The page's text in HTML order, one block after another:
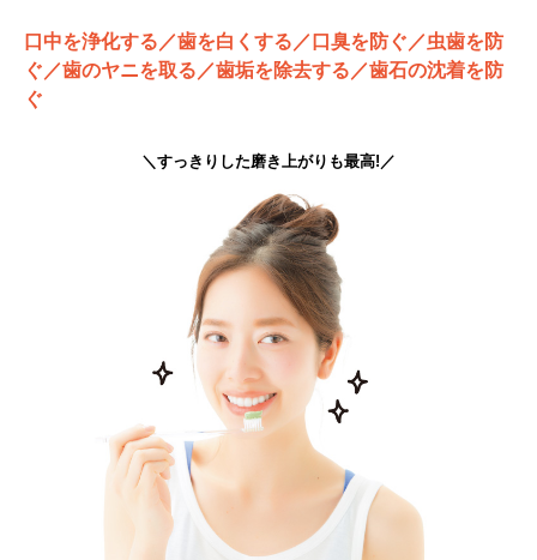
口中を浄化する／歯を白くする／口臭を防ぐ／虫歯を防
ぐ／歯のヤニを取る／歯垢を除去する／歯石の沈着を防
ぐ
＼すっきりした磨き上がりも最高!／